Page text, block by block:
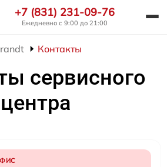
+7 (831) 231-09-76
Ежедневно с 9:00 до 21:00
Контакты
сервисного
центра